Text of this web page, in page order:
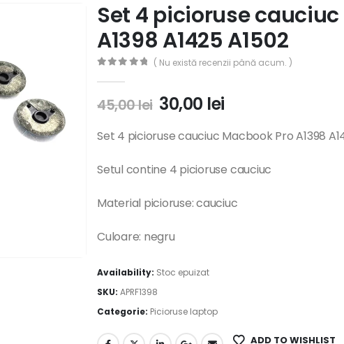
Set 4 picioruse
A1398 A1425 A1502
( Nu există recenzii până acum. )
45,00lei 30,00 lei
Set 4 picioruse cauciuc Macbook Pro A1398
Setul contine 4 picioruse cauciuc
Material picioruse: cauciuc
Culoare: negru
Availability: Stoc epuizat
SKU: APRF1398
Categorie: Picioruse laptop
ADD TO WISHLIST